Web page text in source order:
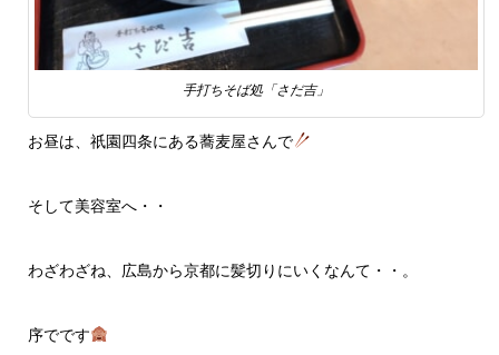
手打ちそば処「さだ吉」
お昼は、祇園四条にある蕎麦屋さんで
そして美容室へ・・
わざわざね、広島から京都に髪切りにいくなんて・・。
序でです